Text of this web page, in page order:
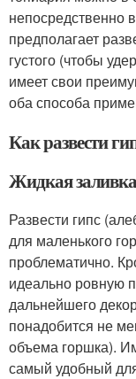
непосредственно
предполагает
густого (чтобы
имеет свои
оба способа
Как развести
Жидкая
Развести гипс
для маленького
проблематично.
идеально ровную
дальнейшего
понадобится не
объема горшка).
самый удобный